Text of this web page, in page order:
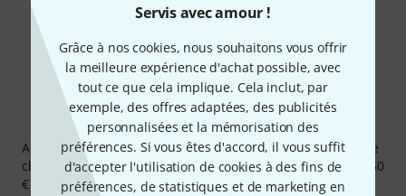
Servis avec amour !
Grâce à nos cookies, nous souhaitons vous offrir
la meilleure expérience d'achat possible, avec
tout ce que cela implique. Cela inclut, par
exemple, des offres adaptées, des publicités
personnalisées et la mémorisation des
préférences. Si vous êtes d'accord, il vous suffit
d'accepter l'utilisation de cookies à des fins de
préférences, de statistiques et de marketing en
Newsletters Thomann
Abonnez-vous à la newsletter Thomann et, avec un peu de
chance, gagnez l'un des 50 bons d'achat d'une valeur de 50
€ chacun!